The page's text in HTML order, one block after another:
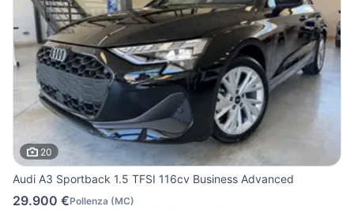
20
Audi A3 Sportback 1.5 TFSI 116cv Business Advanced
29.900 €Pollenza (MC)